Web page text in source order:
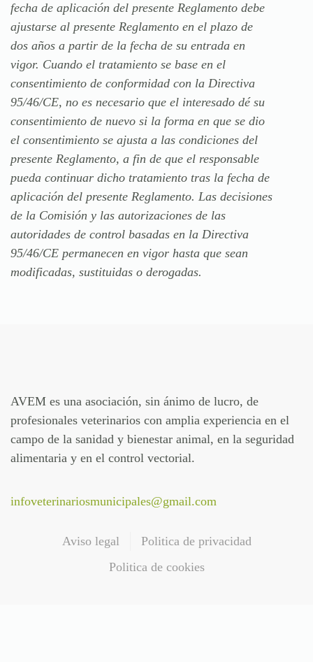
fecha de aplicación del presente Reglamento debe
ajustarse al presente Reglamento en el plazo de
dos años a partir de la fecha de su entrada en
vigor. Cuando el tratamiento se base en el
consentimiento de conformidad con la Directiva
95/46/CE, no es necesario que el interesado dé su
consentimiento de nuevo si la forma en que se dio
el consentimiento se ajusta a las condiciones del
presente Reglamento, a fin de que el responsable
pueda continuar dicho tratamiento tras la fecha de
aplicación del presente Reglamento. Las decisiones
de la Comisión y las autorizaciones de las
autoridades de control basadas en la Directiva
95/46/CE permanecen en vigor hasta que sean
modificadas, sustituidas o derogadas.
AVEM es una asociación, sin ánimo de lucro, de
profesionales veterinarios con amplia experiencia en el
campo de la sanidad y bienestar animal, en la seguridad
alimentaria y en el control vectorial.
infoveterinariosmunicipales@gmail.com
Aviso legal
Politica de privacidad
Politica de cookies